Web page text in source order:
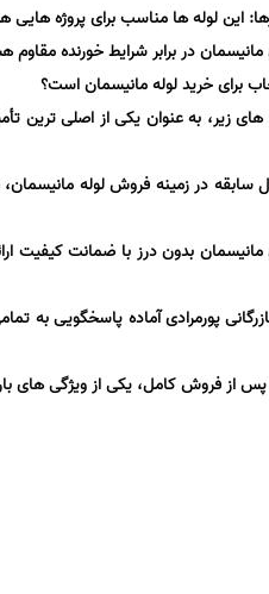
این لوله ها مناسب برای پروژه هایی
در برابر شرایط خورنده مقاوم
برای خرید لوله مانیسمان است؟
های زیر، به عنوان یکی از اصلی ترین
و اعتبار: با بیش از 20 سال سابقه در زمینه فروش
بدون درز با ضمانت کیفیت
پورمرادی آماده پاسخگویی به
فروش کامل، یکی از ویژگی های